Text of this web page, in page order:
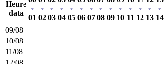
Heure
data
01 02 03 04 05 06 07 08 09 10 11 12 13 14
09/08
10/08
11/08
12/08